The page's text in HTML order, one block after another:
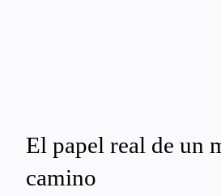
El papel real de un
camino